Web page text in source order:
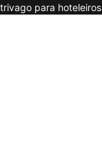
trivago para hoteleiros